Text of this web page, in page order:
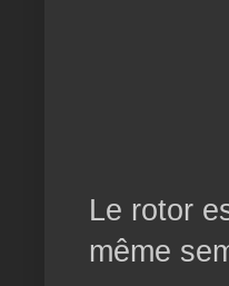
Le rotor
même